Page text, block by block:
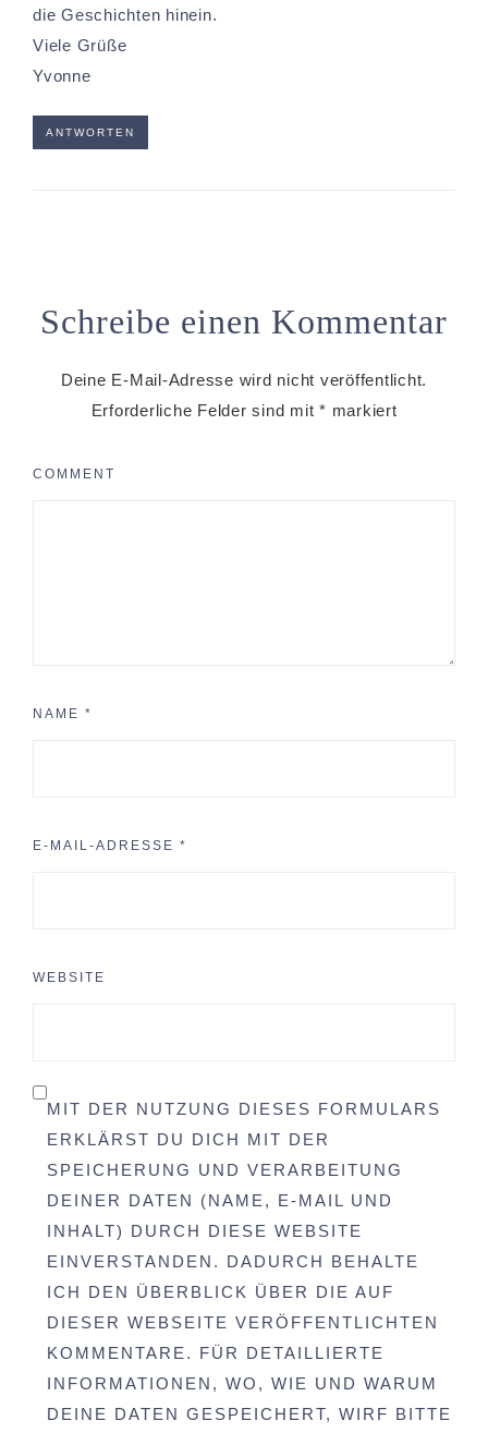
die Geschichten hinein.
Viele Grüße
Yvonne
ANTWORTEN
Schreibe einen Kommentar
Deine E-Mail-Adresse wird nicht veröffentlicht.
Erforderliche Felder sind mit * markiert
COMMENT
NAME *
E-MAIL-ADRESSE *
WEBSITE
MIT DER NUTZUNG DIESES FORMULARS
ERKLÄRST DU DICH MIT DER
SPEICHERUNG UND VERARBEITUNG
DEINER DATEN (NAME, E-MAIL UND
INHALT) DURCH DIESE WEBSITE
EINVERSTANDEN. DADURCH BEHALTE
ICH DEN ÜBERBLICK ÜBER DIE AUF
DIESER WEBSEITE VERÖFFENTLICHTEN
KOMMENTARE. FÜR DETAILLIERTE
INFORMATIONEN, WO, WIE UND WARUM
DEINE DATEN GESPEICHERT, WIRF BITTE